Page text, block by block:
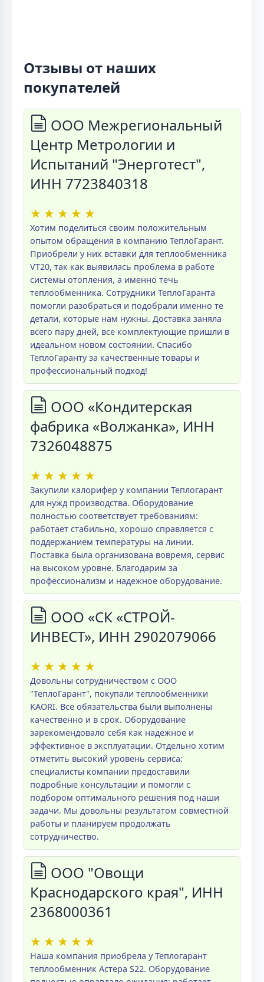
Отзывы от наших
покупателей
ООО Межрегиональный
Центр Метрологии и
Испытаний "Энерготест",
ИНН 7723840318
★ ★ ★ ★ ★
Хотим поделиться своим положительным
опытом обращения в компанию ТеплоГарант.
Приобрели у них вставки для теплообменника
VT20, так как выявилась проблема в работе
системы отопления, а именно течь
теплообменника. Сотрудники ТеплоГаранта
помогли разобраться и подобрали именно те
детали, которые нам нужны. Доставка заняла
всего пару дней, все комплектующие пришли в
идеальном новом состоянии. Спасибо
ТеплоГаранту за качественные товары и
профессиональный подход!
ООО «Кондитерская
фабрика «Волжанка», ИНН
7326048875
★ ★ ★ ★ ★
Закупили калорифер у компании Теплогарант
для нужд производства. Оборудование
полностью соответствует требованиям:
работает стабильно, хорошо справляется с
поддержанием температуры на линии.
Поставка была организована вовремя, сервис
на высоком уровне. Благодарим за
профессионализм и надежное оборудование.
ООО «СК «СТРОЙ-
ИНВЕСТ», ИНН 2902079066
★ ★ ★ ★ ★
Довольны сотрудничеством с ООО
"ТеплоГарант", покупали теплообменники
KAORI. Все обязательства были выполнены
качественно и в срок. Оборудование
зарекомендовало себя как надежное и
эффективное в эксплуатации. Отдельно хотим
отметить высокий уровень сервиса:
специалисты компании предоставили
подробные консультации и помогли с
подбором оптимального решения под наши
задачи. Мы довольны результатом совместной
работы и планируем продолжать
сотрудничество.
ООО "Овощи
Краснодарского края", ИНН
2368000361
★ ★ ★ ★ ★
Наша компания приобрела у Теплогарант
теплообменник Астера S22. Оборудование